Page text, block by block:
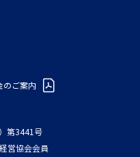
のご案内
第3441号
営協会会員